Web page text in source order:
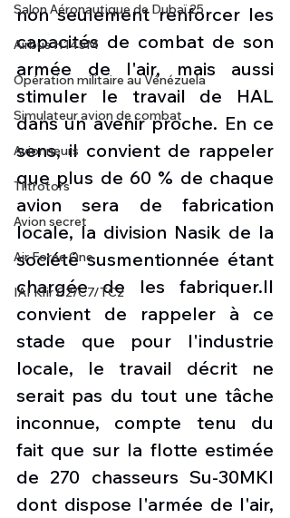
Salon Aéronautique de Dubaï 25
Airbus H145M
Opération militaire au Vénézuela
Simulateur avion de combat
Avionneurs
Tiltrotors
Avion secret
Air Force One
IAI Kfir C2/C7/TC2
non seulement renforcer les
capacités de combat de son
armée de l'air, mais aussi
stimuler le travail de HAL
dans un avenir proche. En ce
sens, il convient de rappeler
que plus de 60 % de chaque
avion sera de fabrication
locale, la division Nasik de la
société susmentionnée étant
chargée de les fabriquer.Il
convient de rappeler à ce
stade que pour l'industrie
locale, le travail décrit ne
serait pas du tout une tâche
inconnue, compte tenu du
fait que sur la flotte estimée
de 270 chasseurs Su-30MKI
dont dispose l'armée de l'air,